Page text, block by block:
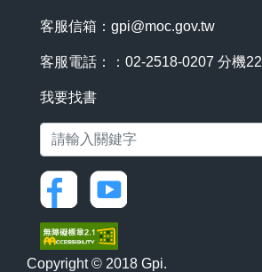
客服信箱： gpi@moc.gov.tw
客服電話：：02-2518-0207 分機22
我要找書
Copyright © 2018 Gpi.